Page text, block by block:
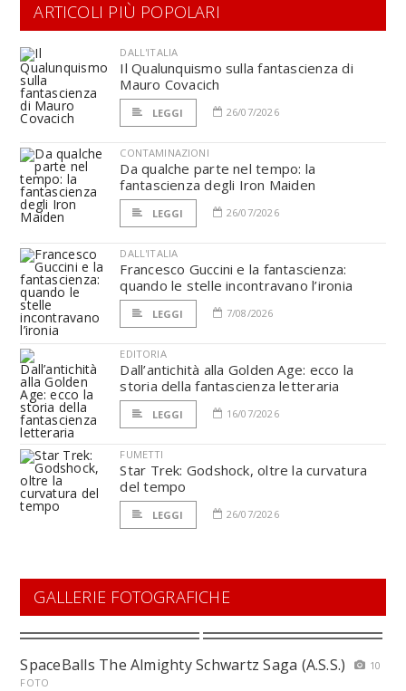
ARTICOLI PIÙ POPOLARI
DALL'ITALIA
Il Qualunquismo sulla fantascienza di
Mauro Covacich
LEGGI 26/07/2026
CONTAMINAZIONI
Da qualche parte nel tempo: la
fantascienza degli Iron Maiden
LEGGI 26/07/2026
DALL'ITALIA
Francesco Guccini e la fantascienza:
quando le stelle incontravano l’ironia
LEGGI 7/08/2026
EDITORIA
Dall’antichità alla Golden Age: ecco la
storia della fantascienza letteraria
LEGGI 16/07/2026
FUMETTI
Star Trek: Godshock, oltre la curvatura
del tempo
LEGGI 26/07/2026
GALLERIE FOTOGRAFICHE
SpaceBalls The Almighty Schwartz Saga (A.S.S.)
10
FOTO